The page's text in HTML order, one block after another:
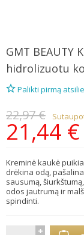
GMT BEAUTY
hidrolizuotu
Palikti pirmą
22,97 €
21,44 €
Kreminė kaukė
drėkina odą,
sausumą,
odos jautrumą ir
spindinti.